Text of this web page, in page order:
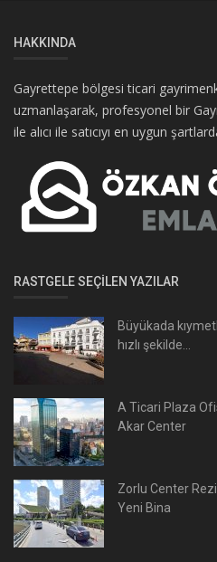
HAKKINDA
Gayrettepe bölgesi ticari
uzmanlaşarak, profesyonel bir
ile alıcı ile satıcıyı en uygun
RASTGELE SEÇILEN YAZILAR
Büyükada
hızlı şekilde...
A Ticari Plaza
Akar Center
Zorlu Center
Yeni Bina